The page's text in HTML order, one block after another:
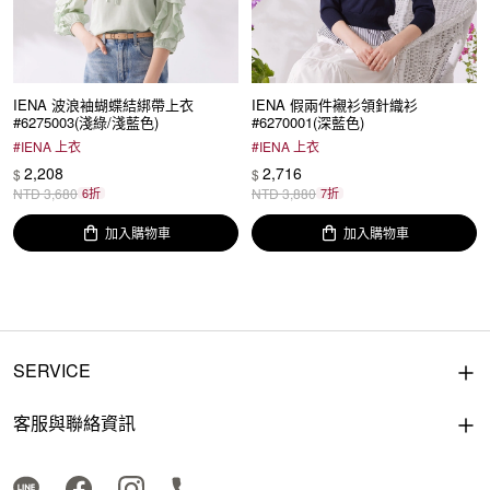
IENA 波浪袖蝴蝶結綁帶上衣
#6275003(淺綠/淺藍色)
#IENA 上衣
$ 2,208
NTD3,680 6折
加入購物車
IENA 假兩件襯衫領針織衫
#6270001(深藍色)
#IENA 上衣
$ 2,716
NTD3,880 7折
加入購物車
SERVICE
客服與聯絡資訊